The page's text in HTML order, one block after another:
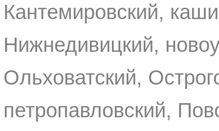
Кантемировский,
Нижнедивицкий,
Ольховатский,
петропавловский,